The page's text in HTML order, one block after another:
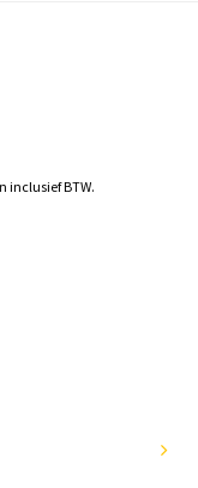
inclusief BTW.